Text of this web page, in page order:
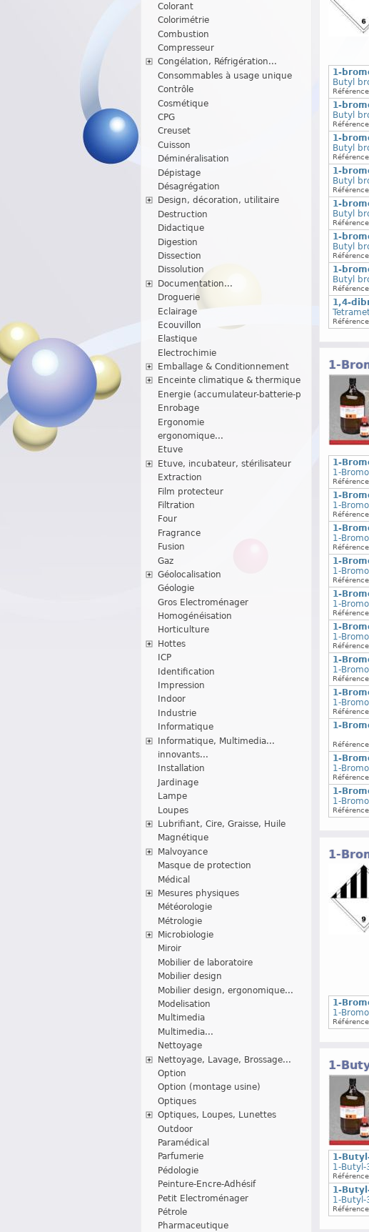
Colorant
Colorimétrie
Combustion
Compresseur
Congélation, Réfrigération...
Consommables à usage unique
Contrôle
Cosmétique
CPG
Creuset
Cuisson
Déminéralisation
Dépistage
Désagrégation
Design, décoration, utilitaire
Destruction
Didactique
Digestion
Dissection
Dissolution
Documentation...
Droguerie
Eclairage
Ecouvillon
Elastique
Electrochimie
Emballage & Conditionnement
Enceinte climatique & thermique
Energie (accumulateur-batterie-p
Enrobage
Ergonomie
ergonomique...
Etuve
Etuve, incubateur, stérilisateur
Extraction
Film protecteur
Filtration
Four
Fragrance
Fusion
Gaz
Géolocalisation
Géologie
Gros Electroménager
Homogénéisation
Horticulture
Hottes
ICP
Identification
Impression
Indoor
Industrie
Informatique
Informatique, Multimedia...
innovants...
Installation
Jardinage
Lampe
Loupes
Lubrifiant, Cire, Graisse, Huile
Magnétique
Malvoyance
Masque de protection
Médical
Mesures physiques
Météorologie
Métrologie
Microbiologie
Miroir
Mobilier de laboratoire
Mobilier design
Mobilier design, ergonomique...
Modelisation
Multimedia
Multimedia...
Nettoyage
Nettoyage, Lavage, Brossage...
Option
Option (montage usine)
Optiques
Optiques, Loupes, Lunettes
Outdoor
Paramédical
Parfumerie
Pédologie
Peinture-Encre-Adhésif
Petit Electroménager
Pétrole
Pharmaceutique
1-
Butyl
1-
Butyl
1-
Butyl
1-
Butyl
1-
Butyl
1-
Butyl
1-
Butyl
1,4-
1-
1-
1-
1-
1-
1-
1-
1-
1-
1-
1-
1-
1-
1-
1-
1-
1-
1-
1-
1-
1-
1-
1-
1-
1-
1-
1-
1-
1-
1-